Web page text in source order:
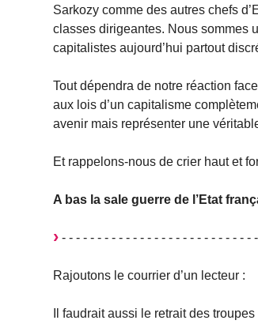
Sarkozy comme des autres chefs
classes dirigeantes. Nous sommes
capitalistes aujourd’hui partout
Tout dépendra de notre réaction
aux lois d’un capitalisme
avenir mais représenter une
Et rappelons-nous de crier haut et
A bas la sale guerre de l’Etat
- - - - - - - - - - - - - - - - - - - - - - - - - - -
Rajoutons le courrier d’un lecteur :
Il faudrait aussi le retrait des